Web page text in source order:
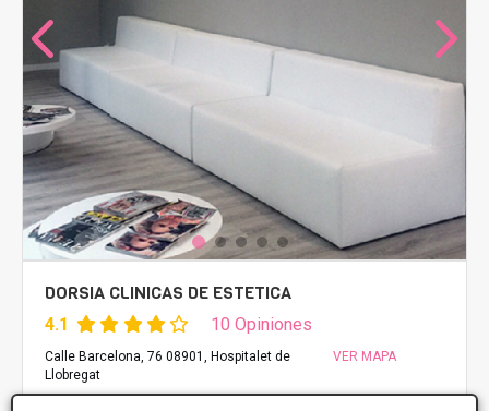
DORSIA CLINICAS DE ESTETICA
4.1 10 Opiniones
Calle Barcelona, 76 08901, Hospitalet de
Llobregat
VER MAPA